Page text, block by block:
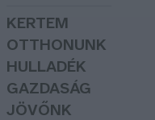
KERTEM
OTTHONUNK
HULLADÉK
GAZDASÁG
JÖVŐNK